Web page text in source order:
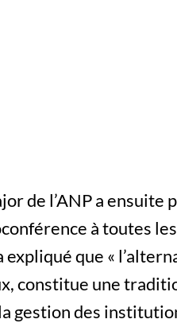
de l’ANP a
à toutes
expliqué que «
constitue une
gestion des